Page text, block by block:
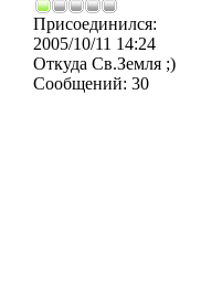
Присоединился:
2005/10/11 14:24
Откуда Св.Земля ;)
Сообщений: 30